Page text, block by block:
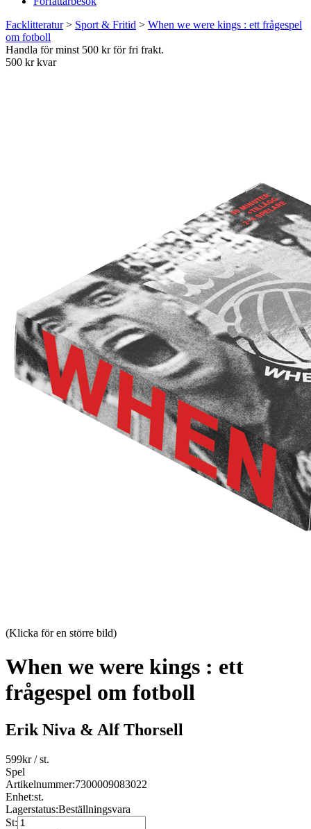
Facklitteratur> Sport & Fritid > When we were kings : ett frågespel
om fotboll
Handla för minst 500 kr för fri frakt.
500 kr kvar
(Klicka för en större bild)
When we were kings : ett
frågespel om fotboll
Erik Niva & Alf Thorsell
599kr/ st.
Spel
Artikelnummer:7300009083022
Enhet:st.
Lagerstatus:Beställningsvara
St: